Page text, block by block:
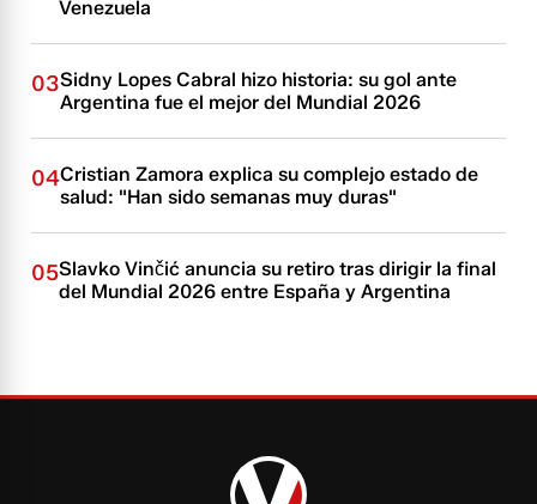
Venezuela
03Sidny Lopes Cabral hizo historia: su gol ante
Argentina fue el mejor del Mundial 2026
04Cristian Zamora explica su complejo estado de
salud: "Han sido semanas muy duras"
05Slavko Vinčić anuncia su retiro tras dirigir la final
del Mundial 2026 entre España y Argentina